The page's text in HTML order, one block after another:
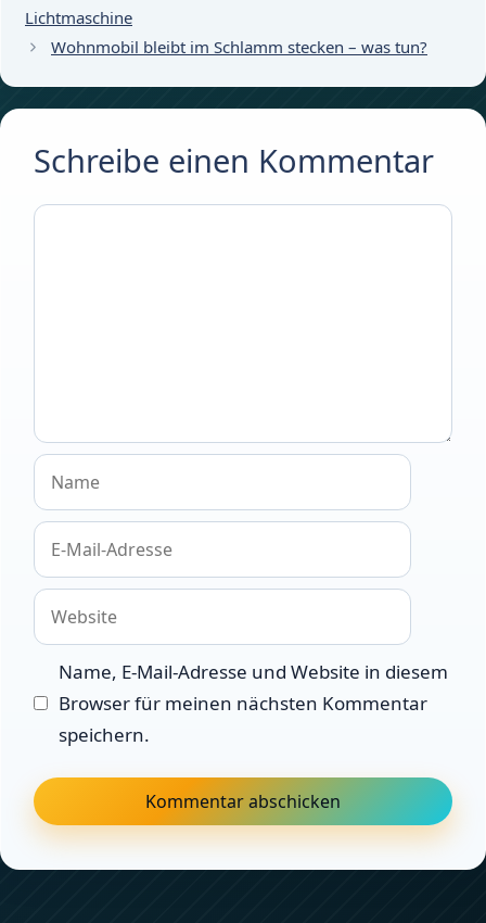
Lichtmaschine
Wohnmobil bleibt im Schlamm stecken – was tun?
Schreibe einen Kommentar
Kommentar
Name
E-
Mail-
Adresse
Website
Name, E-Mail-Adresse und Website in diesem
Browser für meinen nächsten Kommentar
speichern.